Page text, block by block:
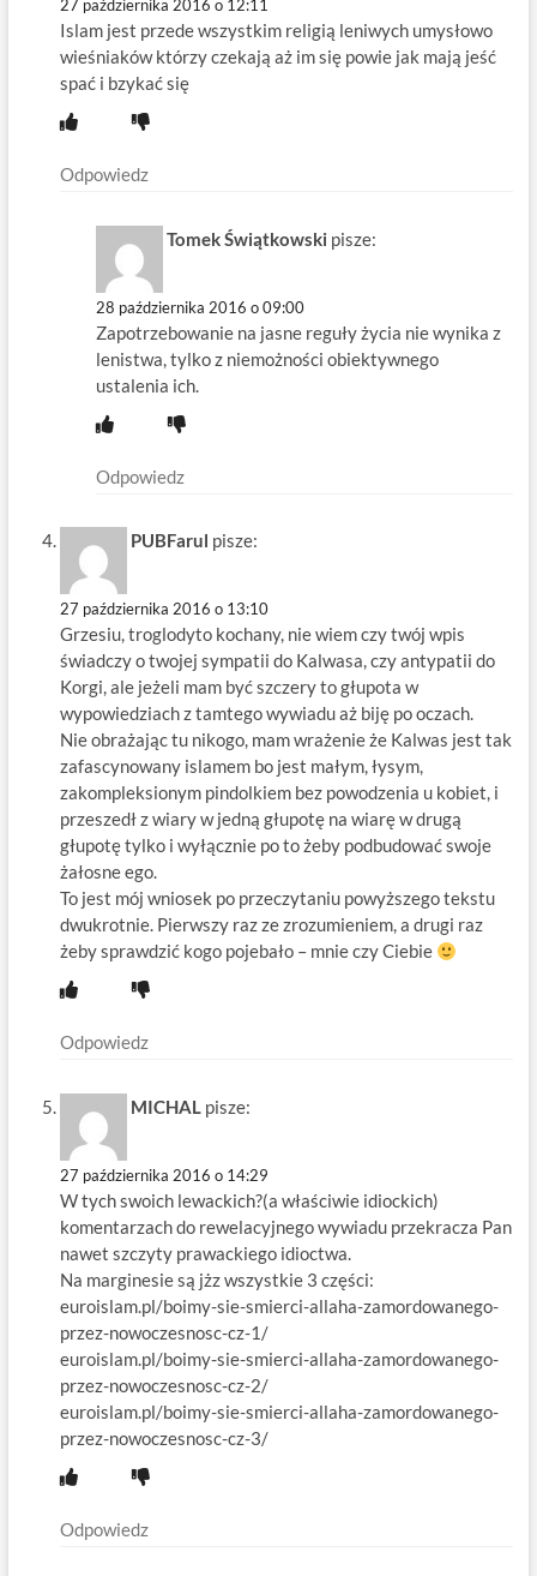
27 października 2016 o 12:11
Islam jest przede wszystkim religią leniwych umysłowo
wieśniaków którzy czekają aż im się powie jak mają jeść
spać i bzykać się
Odpowiedz
Tomek Świątkowski pisze:
28 października 2016 o 09:00
Zapotrzebowanie na jasne reguły życia nie wynika z
lenistwa, tylko z niemożności obiektywnego
ustalenia ich.
Odpowiedz
PUBFarul pisze:
27 października 2016 o 13:10
Grzesiu, troglodyto kochany, nie wiem czy twój wpis
świadczy o twojej sympatii do Kalwasa, czy antypatii do
Korgi, ale jeżeli mam być szczery to głupota w
wypowiedziach z tamtego wywiadu aż biję po oczach.
Nie obrażając tu nikogo, mam wrażenie że Kalwas jest tak
zafascynowany islamem bo jest małym, łysym,
zakompleksionym pindolkiem bez powodzenia u kobiet, i
przeszedł z wiary w jedną głupotę na wiarę w drugą
głupotę tylko i wyłącznie po to żeby podbudować swoje
żałosne ego.
To jest mój wniosek po przeczytaniu powyższego tekstu
dwukrotnie. Pierwszy raz ze zrozumieniem, a drugi raz
żeby sprawdzić kogo pojebało – mnie czy Ciebie
Odpowiedz
MICHAL pisze:
27 października 2016 o 14:29
W tych swoich lewackich?(a właściwie idiockich)
komentarzach do rewelacyjnego wywiadu przekracza Pan
nawet szczyty prawackiego idioctwa.
Na marginesie są jżz wszystkie 3 części:
euroislam.pl/boimy-sie-smierci-allaha-zamordowanego-
przez-nowoczesnosc-cz-1/
euroislam.pl/boimy-sie-smierci-allaha-zamordowanego-
przez-nowoczesnosc-cz-2/
euroislam.pl/boimy-sie-smierci-allaha-zamordowanego-
przez-nowoczesnosc-cz-3/
Odpowiedz